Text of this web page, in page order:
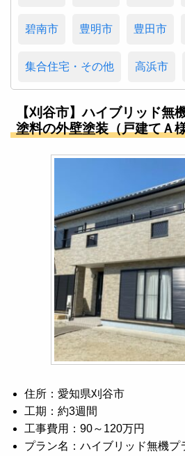
碧南市 豊明市 豊田市
集合住宅・その他 高浜市
【刈谷市】ハイブリッド無
塗料の外壁塗装（戸建てＡ
住所：愛知県刈谷市
工期：約3週間
工事費用：90～120万円
プラン名：ハイブリッド無機プ